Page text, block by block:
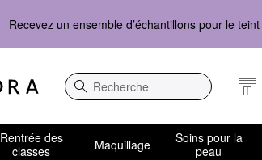
Recevez un ensemble d’échantillons pour le teint
Recherche
Rentrée des
classes
Maquillage
Soins pour la
peau